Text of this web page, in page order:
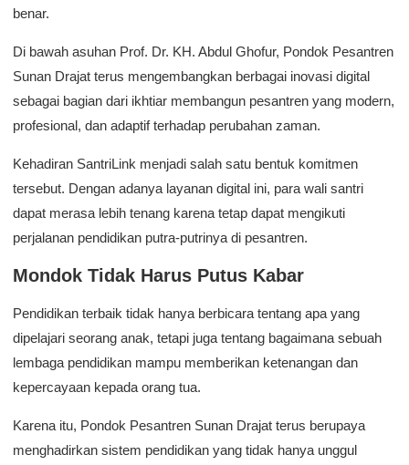
benar.
Di bawah asuhan Prof. Dr. KH. Abdul Ghofur, Pondok Pesantren
Sunan Drajat terus mengembangkan berbagai inovasi digital
sebagai bagian dari ikhtiar membangun pesantren yang modern,
profesional, dan adaptif terhadap perubahan zaman.
Kehadiran SantriLink menjadi salah satu bentuk komitmen
tersebut. Dengan adanya layanan digital ini, para wali santri
dapat merasa lebih tenang karena tetap dapat mengikuti
perjalanan pendidikan putra-putrinya di pesantren.
Mondok Tidak Harus Putus Kabar
Pendidikan terbaik tidak hanya berbicara tentang apa yang
dipelajari seorang anak, tetapi juga tentang bagaimana sebuah
lembaga pendidikan mampu memberikan ketenangan dan
kepercayaan kepada orang tua.
Karena itu, Pondok Pesantren Sunan Drajat terus berupaya
menghadirkan sistem pendidikan yang tidak hanya unggul